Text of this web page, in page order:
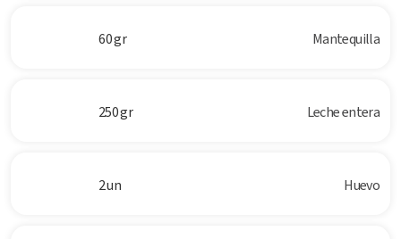
60 gr Mantequilla
250 gr Leche entera
2 un Huevo